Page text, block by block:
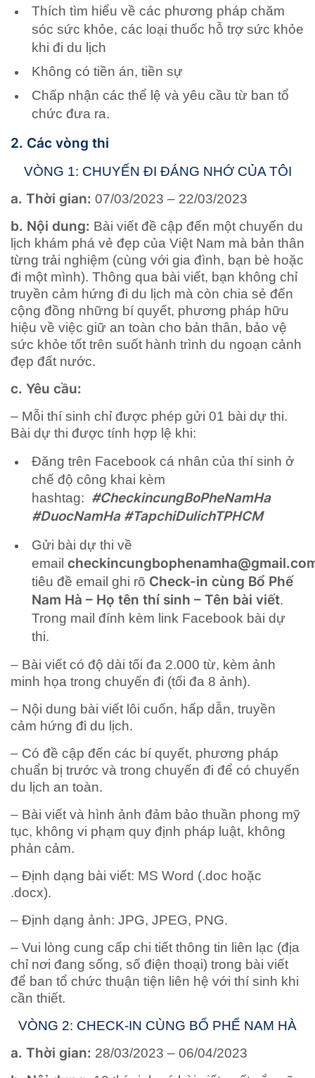
Thích tìm hiểu về các phương pháp chăm
sóc sức khỏe, các loại thuốc hỗ trợ sức khỏe
khi đi du lịch
Không có tiền án, tiền sự
Chấp nhận các thể lệ và yêu cầu từ ban tổ
chức đưa ra.
2. Các vòng thi
VÒNG 1: CHUYẾN ĐI ĐÁNG NHỚ CỦA TÔI
a. Thời gian: 07/03/2023 – 22/03/2023
b. Nội dung: Bài viết đề cập đến một chuyến du
lịch khám phá vẻ đẹp của Việt Nam mà bản thân
từng trải nghiệm (cùng với gia đình, bạn bè hoặc
đi một mình). Thông qua bài viết, bạn không chỉ
truyền cảm hứng đi du lịch mà còn chia sẻ đến
cộng đồng những bí quyết, phương pháp hữu
hiệu về việc giữ an toàn cho bản thân, bảo vệ
sức khỏe tốt trên suốt hành trình du ngoạn cảnh
đẹp đất nước.
c. Yêu cầu:
– Mỗi thí sinh chỉ được phép gửi 01 bài dự thi.
Bài dự thi được tính hợp lệ khi:
Đăng trên Facebook cá nhân của thí sinh ở
chế độ công khai kèm
hashtag: #CheckincungBoPheNamHa
#DuocNamHa #TapchiDulichTPHCM
Gửi bài dự thi về
email
tiêu đề email ghi rõ Check-in cùng Bổ Phế
Nam Hà – Họ tên thí sinh – Tên bài viết.
Trong mail đính kèm link Facebook bài dự
thi.
– Bài viết có độ dài tối đa 2.000 từ, kèm ảnh
minh họa trong chuyến đi (tối đa 8 ảnh).
– Nội dung bài viết lôi cuốn, hấp dẫn, truyền
cảm hứng đi du lịch.
– Có đề cập đến các bí quyết, phương pháp
chuẩn bị trước và trong chuyến đi để có chuyến
du lịch an toàn.
– Bài viết và hình ảnh đảm bảo thuần phong mỹ
tục, không vi phạm quy định pháp luật, không
phản cảm.
– Định dạng bài viết: MS Word (.doc hoặc
.docx).
– Định dạng ảnh: JPG, JPEG, PNG.
– Vui lòng cung cấp chi tiết thông tin liên lạc (địa
chỉ nơi đang sống, số điện thoại) trong bài viết
để ban tổ chức thuận tiện liên hệ với thí sinh khi
cần thiết.
VÒNG 2: CHECK-IN CÙNG BỔ PHẾ NAM HÀ
a. Thời gian: 28/03/2023 – 06/04/2023